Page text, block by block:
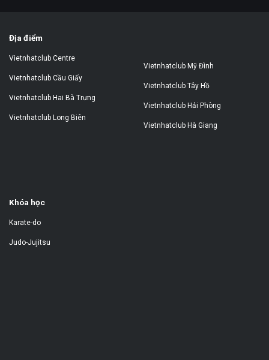
Địa điểm
Vietnhatclub Centre
Vietnhatclub Cầu Giấy
Vietnhatclub Hai Bà Trưng
Vietnhatclub Long Biên
Vietnhatclub Mỹ Đình
Vietnhatclub Tây Hồ
Vietnhatclub Hải Phòng
Vietnhatclub Hà Giang
Khóa học
Karate-do
Judo-Jujitsu